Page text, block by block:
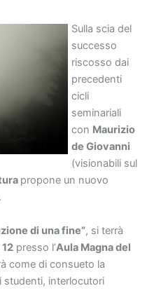
Sulla scia del
successo
riscosso dai
precedenti
cicli
seminariali
con Maurizio
de Giovanni
(visionabili sul
propone un nuovo
di una fine”, si terrà
presso l’Aula Magna del
come di consueto la
studenti, interlocutori